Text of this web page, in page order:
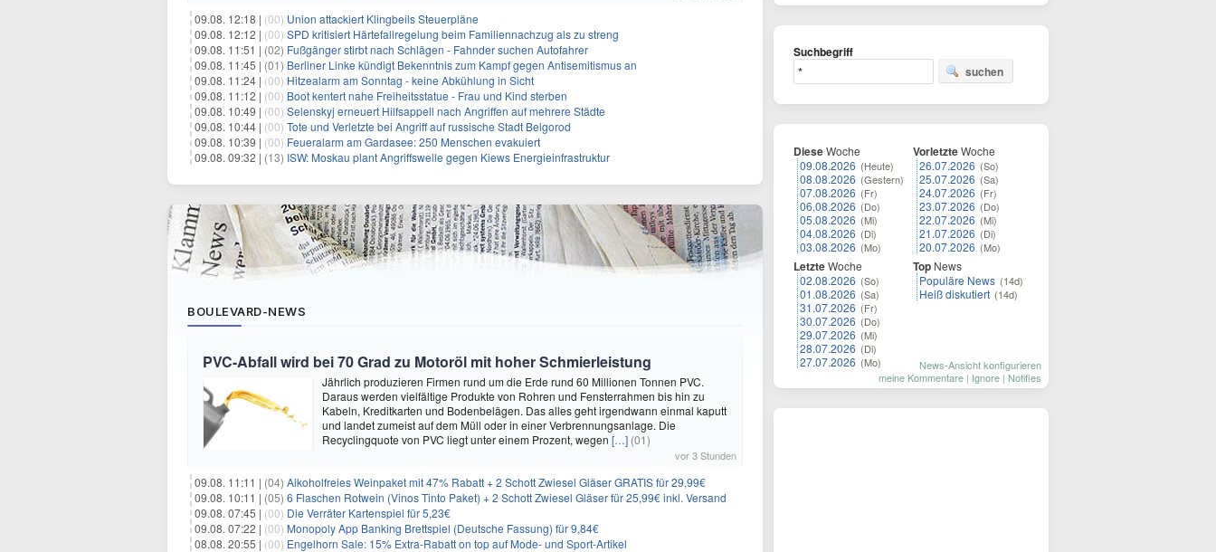
09.08. 12:18 | (00) Union attackiert Klingbeils Steuerpläne
09.08. 12:12 | (00) SPD kritisiert Härtefallregelung beim Familiennachzug als zu streng
09.08. 11:51 | (02) Fußgänger stirbt nach Schlägen - Fahnder suchen Autofahrer
09.08. 11:45 | (01) Berliner Linke kündigt Bekenntnis zum Kampf gegen Antisemitismus an
09.08. 11:24 | (00) Hitzealarm am Sonntag - keine Abkühlung in Sicht
09.08. 11:12 | (00) Boot kentert nahe Freiheitsstatue - Frau und Kind sterben
09.08. 10:49 | (00) Selenskyj erneuert Hilfsappell nach Angriffen auf mehrere Städte
09.08. 10:44 | (00) Tote und Verletzte bei Angriff auf russische Stadt Belgorod
09.08. 10:39 | (00) Feueralarm am Gardasee: 250 Menschen evakuiert
09.08. 09:32 | (13) ISW: Moskau plant Angriffswelle gegen Kiews Energieinfrastruktur
BOULEVARD-NEWS
PVC-Abfall wird bei 70 Grad zu Motoröl mit hoher Schmierleistung
Jährlich produzieren Firmen rund um die Erde rund 60 Millionen Tonnen PVC.
Daraus werden vielfältige Produkte von Rohren und Fensterrahmen bis hin zu
Kabeln, Kreditkarten und Bodenbelägen. Das alles geht irgendwann einmal kaputt
und landet zumeist auf dem Müll oder in einer Verbrennungsanlage. Die
Recyclingquote von PVC liegt unter einem Prozent, wegen […] (01)
vor 3 Stunden
09.08. 11:11 | (04) Alkoholfreies Weinpaket mit 47% Rabatt + 2 Schott Zwiesel Gläser GRATIS für 29,99€
09.08. 10:11 | (05) 6 Flaschen Rotwein (Vinos Tinto Paket) + 2 Schott Zwiesel Gläser für 25,99€ inkl. Versand
09.08. 07:45 | (00) Die Verräter Kartenspiel für 5,23€
09.08. 07:22 | (00) Monopoly App Banking Brettspiel (Deutsche Fassung) für 9,84€
08.08. 20:55 | (00) Engelhorn Sale: 15% Extra-Rabatt on top auf Mode- und Sport-Artikel
Suchbegriff
suchen
DieseWoche
09.08.2026 (Heute)
08.08.2026 (Gestern)
07.08.2026 (Fr)
06.08.2026 (Do)
05.08.2026 (Mi)
04.08.2026 (Di)
03.08.2026 (Mo)
LetzteWoche
02.08.2026 (So)
01.08.2026 (Sa)
31.07.2026 (Fr)
30.07.2026 (Do)
29.07.2026 (Mi)
28.07.2026 (Di)
27.07.2026 (Mo)
VorletzteWoche
26.07.2026 (So)
25.07.2026 (Sa)
24.07.2026 (Fr)
23.07.2026 (Do)
22.07.2026 (Mi)
21.07.2026 (Di)
20.07.2026 (Mo)
Top News
Populäre News (14d)
Heiß diskutiert (14d)
News-Ansicht konfigurieren
meine Kommentare | Ignore | Notifies